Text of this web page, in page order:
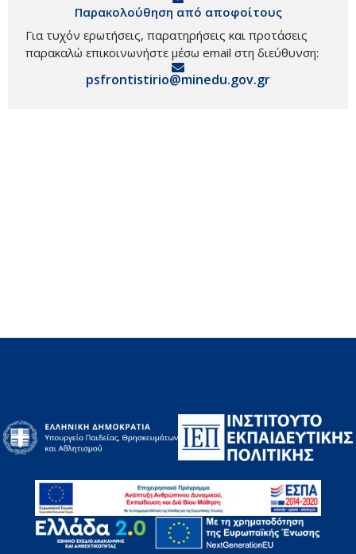
Παρακολούθηση από αποφοίτους
Για τυχόν ερωτήσεις, παρατηρήσεις και προτάσεις
παρακαλώ επικοινωνήστε μέσω email στη διεύθυνση:
psfrontistirio@minedu.gov.gr